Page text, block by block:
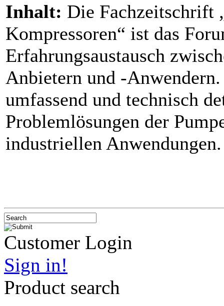
Inhalt: Die Fachzeitschrift
Kompressoren“ ist das
Erfahrungsaustausch
Anbietern und -
umfassend und technisch
Problemlösungen der
industriellen Anwendungen.
Customer Login
Sign in!
Product search